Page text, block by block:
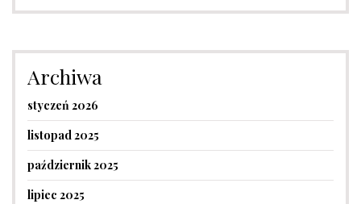
Archiwa
styczeń 2026
listopad 2025
październik 2025
lipiec 2025